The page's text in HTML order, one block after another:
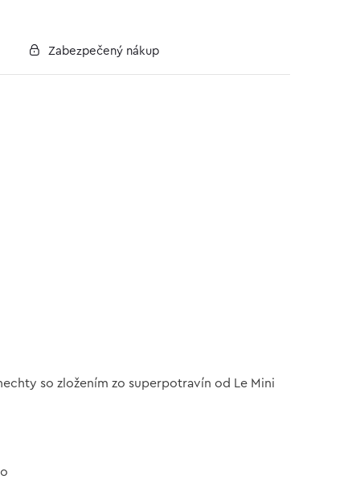
Zabezpečený nákup
so zložením zo superpotravín od Le Mini